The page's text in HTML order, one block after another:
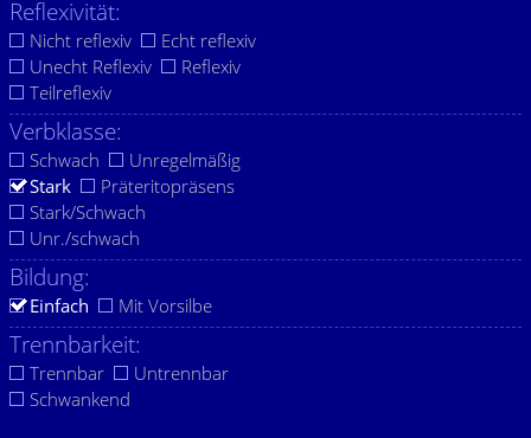
Reflexivität:
Nicht reflexiv
Echt reflexiv
Unecht Reflexiv
Reflexiv
Teilreflexiv
Verbklasse:
Schwach
Unregelmäßig
Stark
Präteritopräsens
Stark/Schwach
Unr./schwach
Bildung:
Einfach Mit Vorsilbe
Trennbarkeit:
Trennbar
Untrennbar
Schwankend